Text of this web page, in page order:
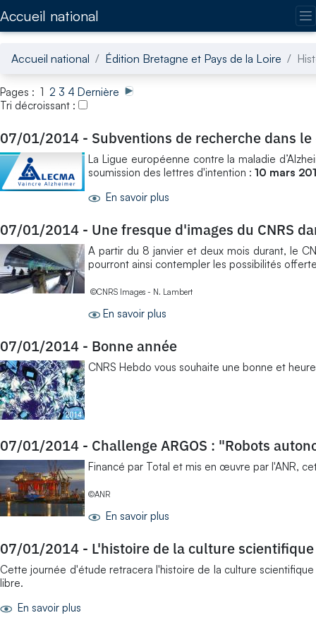
Accueil national
Accueil national Édition Bretagne et Pays de la Loire
Pages : 1 2 3 4 Dernière
Tri décroissant :
07/01/2014 - Subventions de recherche dans
La Ligue européenne contre la maladie
soumission des lettres d'intention : 10 mars
En savoir plus
07/01/2014 - Une fresque d'images du CNRS
A partir du 8 janvier et deux mois durant, le
pourront ainsi contempler les possibilités
©CNRS Images - N. Lambert
En savoir plus
07/01/2014 - Bonne année
CNRS Hebdo vous souhaite une bonne et
07/01/2014 - Challenge ARGOS : "Robots
Financé par Total et mis en œuvre par l'ANR,
©ANR
En savoir plus
07/01/2014 - L'histoire de la culture
Cette journée d'étude retracera l'histoire de la culture
libre.
En savoir plus